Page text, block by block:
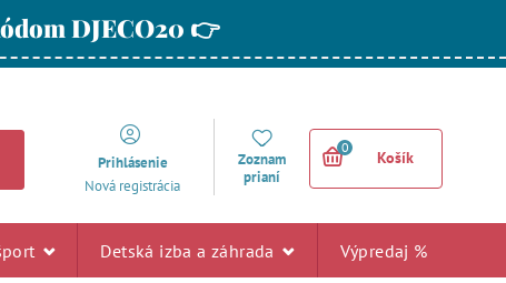
DJECO20 👉
Prihlásenie
Nová registrácia
Zoznam
prianí
0
Košík
Detská izba a záhrada Výpredaj %